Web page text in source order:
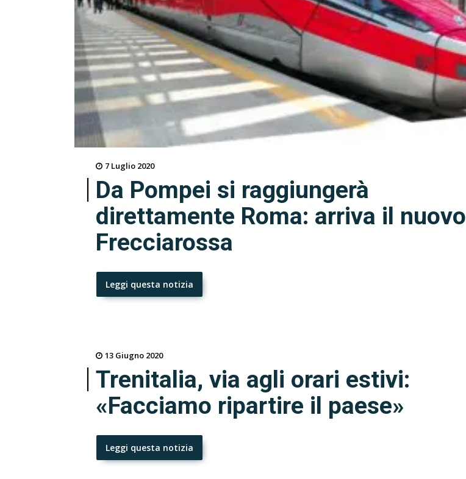
7 Luglio 2020
Da Pompei si raggiungerà
direttamente Roma: arriva il nuovo
Frecciarossa
Leggi questa notizia
13 Giugno 2020
Trenitalia, via agli orari estivi:
«Facciamo ripartire il paese»
Leggi questa notizia